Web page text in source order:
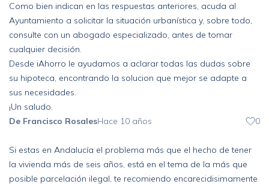
Como bien indican en las respuestas anteriores, acuda al
Ayuntamiento a solicitar la situación urbanística y, sobre todo,
consulte con un abogado especializado, antes de tomar
cualquier decisión.
Desde iAhorro le ayudamos a aclarar todas las dudas sobre
su hipoteca, encontrando la solucion que mejor se adapte a
sus necesidades.
¡Un saludo.
De Francisco RosalesHace 10 años 0
Si estas en Andalucía el problema más que el hecho de tener
la vivienda más de seis años, está en el tema de la más que
posible parcelación ilegal, te recomiendo encarecidisimamente